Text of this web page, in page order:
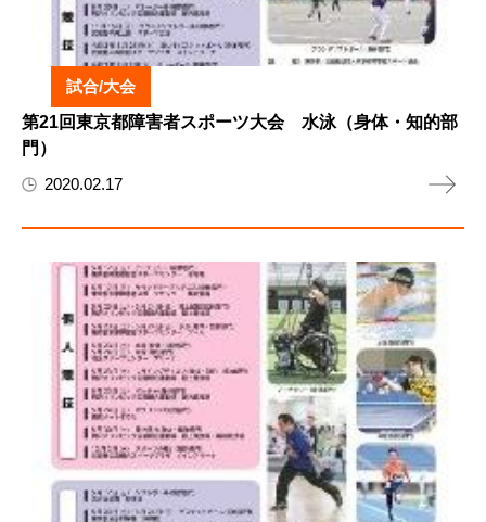
試合/大会
第21回東京都障害者スポーツ大会 水泳（身体・知的部
門）
2020.02.17